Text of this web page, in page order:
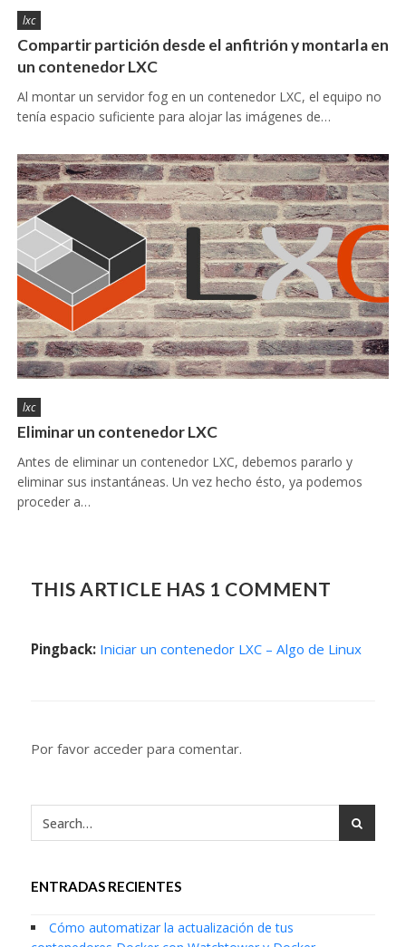
lxc
Compartir partición desde el anfitrión y montarla en
un contenedor LXC
Al montar un servidor fog en un contenedor LXC, el equipo no
tenía espacio suficiente para alojar las imágenes de…
lxc
Eliminar un contenedor LXC
Antes de eliminar un contenedor LXC, debemos pararlo y
eliminar sus instantáneas. Un vez hecho ésto, ya podemos
proceder a…
THIS ARTICLE HAS 1 COMMENT
Pingback: Iniciar un contenedor LXC – Algo de Linux
Por favor acceder para comentar.
ENTRADAS RECIENTES
Cómo automatizar la actualización de tus